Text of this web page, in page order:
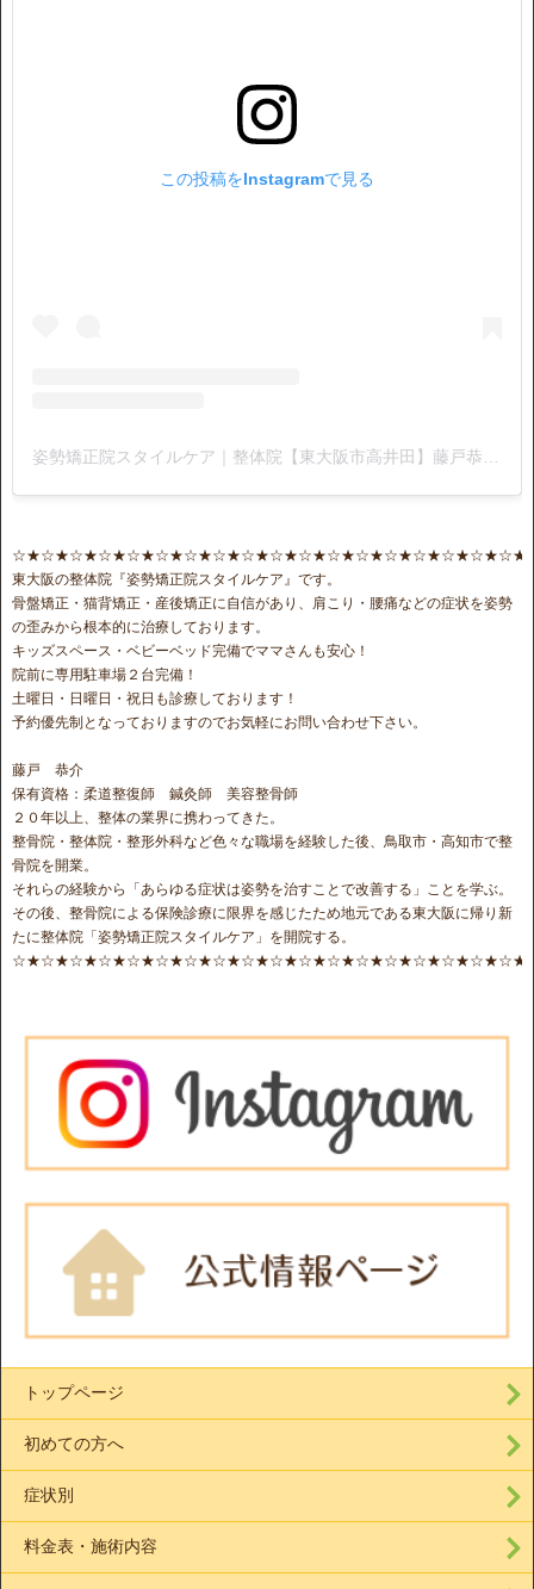
この投稿をInstagramで見る
東大阪の整体院『姿勢矯正院スタイルケア』です。
骨盤矯正・猫背矯正・産後矯正に自信があり、肩こり・腰痛などの症状を姿勢
の歪みから根本的に治療しております。
キッズスペース・ベビーベッド完備でママさんも安心！
院前に専用駐車場２台完備！
土曜日・日曜日・祝日も診療しております！
予約優先制となっておりますのでお気軽にお問い合わせ下さい。
藤戸 恭介
保有資格：柔道整復師 鍼灸師 美容整骨師
２０年以上、整体の業界に携わってきた。
整骨院・整体院・整形外科など色々な職場を経験した後、鳥取市・高知市で整
骨院を開業。
それらの経験から「あらゆる症状は姿勢を治すことで改善する」ことを学ぶ。
その後、整骨院による保険診療に限界を感じたため地元である東大阪に帰り新
たに整体院「姿勢矯正院スタイルケア」を開院する。
トップページ
初めての方へ
症状別
料金表・施術内容